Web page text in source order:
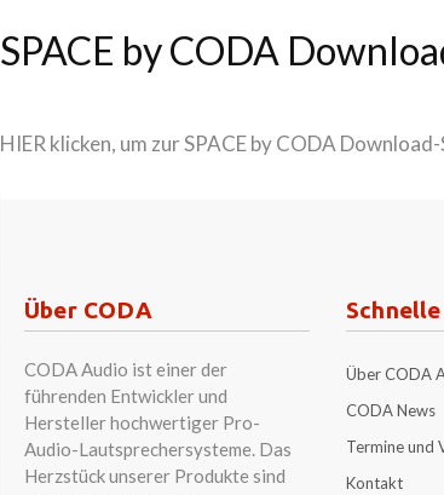
SPACE by CODA
HIER klicken, um zur SPACE by CODA
Über CODA
CODA Audio ist einer der
führenden Entwickler und
Hersteller hochwertiger Pro-
Audio-Lautsprechersysteme. Das
Herzstück unserer Produkte sind
Über CODA
CODA News
Termine und
Kontakt